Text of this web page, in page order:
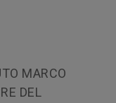
MARCO
DEL